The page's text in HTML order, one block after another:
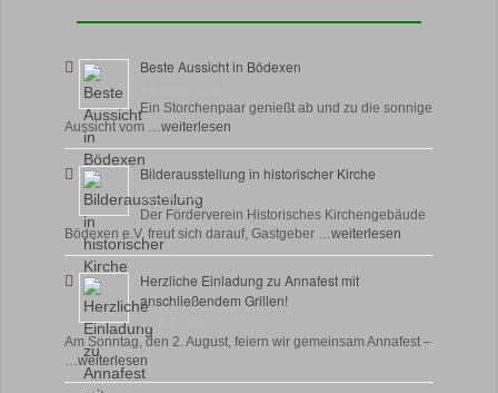
Beste Aussicht in Bödexen
Ein Storchenpaar genießt ab und zu die sonnige
Aussicht vom …weiterlesen
Bilderausstellung in historischer Kirche
30 Juli, 2026
Der Förderverein Historisches Kirchengebäude
Bödexen e.V. freut sich darauf, Gastgeber …weiterlesen
Herzliche Einladung zu Annafest mit
anschließendem Grillen!
Am Sonntag, den 2. August, feiern wir gemeinsam Annafest –
…weiterlesen